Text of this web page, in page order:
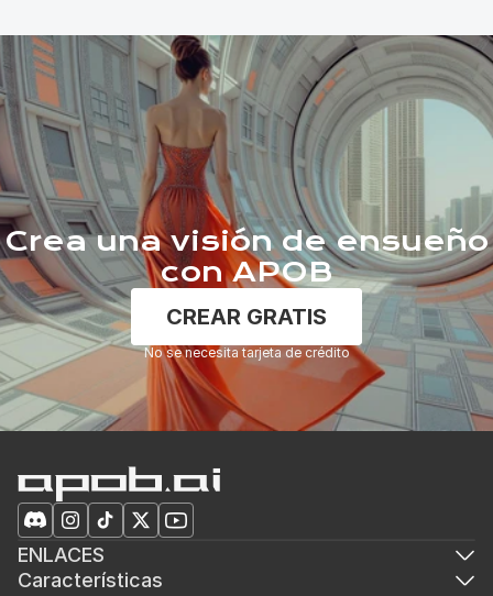
Crea una visión de ensueño
con APOB
CREAR GRATIS
No se necesita tarjeta de crédito
ENLACES
Características